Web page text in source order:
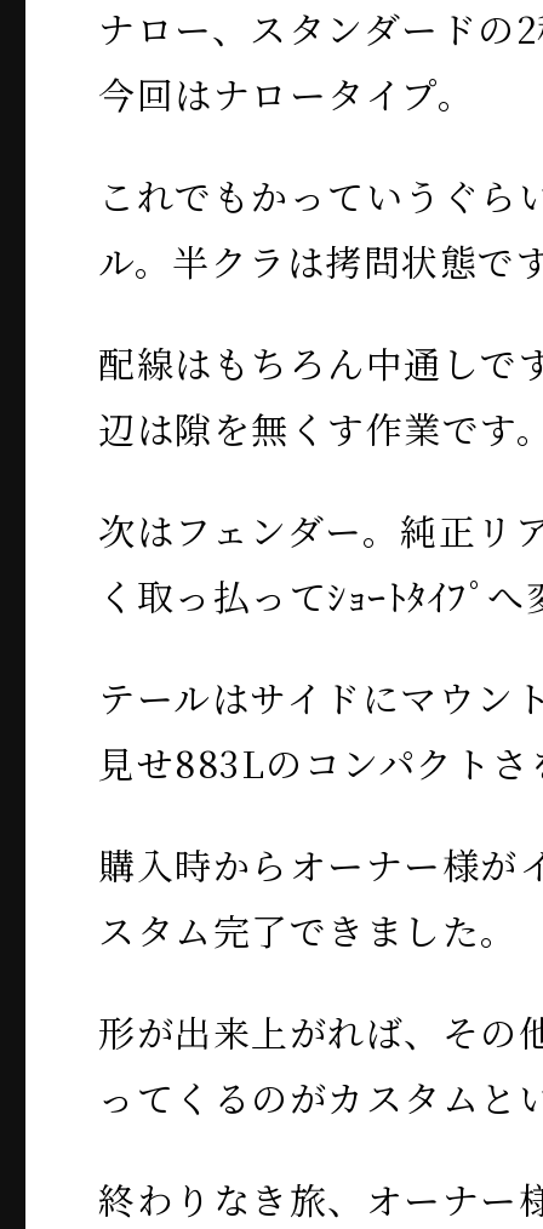
ナロー、スタンダードの
今回はナロータイプ。
これでもかっていうぐら
ル。半クラは拷問状態で
配線はもちろん中通しで
辺は隙を無くす作業です
次はフェンダー。純正リ
く取っ払ってｼｮｰﾄﾀｲﾌﾟへ
テールはサイドにマウン
見せ883Lのコンパクト
購入時からオーナー様が
スタム完了できました。
形が出来上がれば、その
ってくるのがカスタムと
終わりなき旅、オーナー